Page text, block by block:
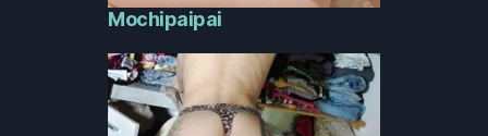
Mochipaipai